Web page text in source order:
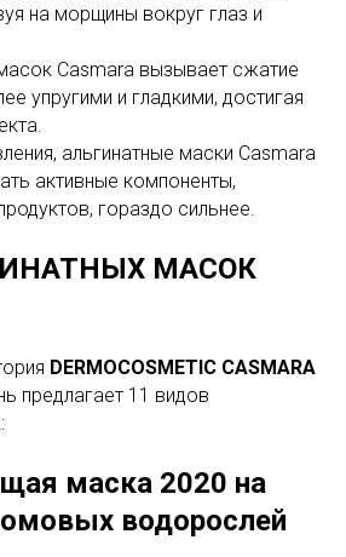
на морщины вокруг глаз и
Casmara вызывает сжатие
упругими и гладкими, достигая
альгинатные маски Casmara
активные компоненты,
гораздо сильнее.
МАСОК
DERMOCOSMETIC CASMARA
предлагает 11 видов
маска 2020 на
водорослей